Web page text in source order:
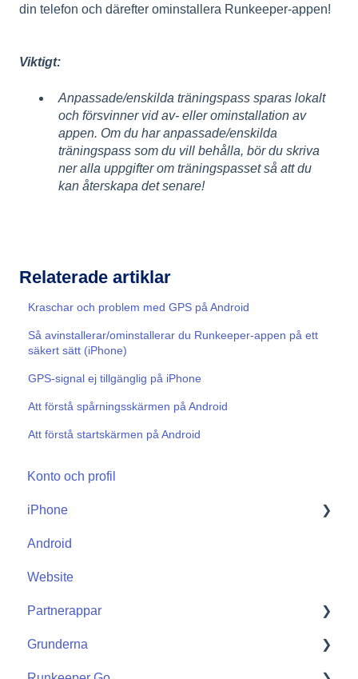
din telefon och därefter ominstallera Runkeeper-appen!
Viktigt:
Anpassade/enskilda träningspass sparas lokalt
och försvinner vid av- eller ominstallation av
appen. Om du har anpassade/enskilda
träningspass som du vill behålla, bör du skriva
ner alla uppgifter om träningspasset så att du
kan återskapa det senare!
Relaterade artiklar
Kraschar och problem med GPS på Android
Så avinstallerar/ominstallerar du Runkeeper-appen på ett
säkert sätt (iPhone)
GPS-signal ej tillgänglig på iPhone
Att förstå spårningsskärmen på Android
Att förstå startskärmen på Android
Konto och profil
iPhone
Start
Android
Website
Partnerappar
Apple Watch
Grunderna